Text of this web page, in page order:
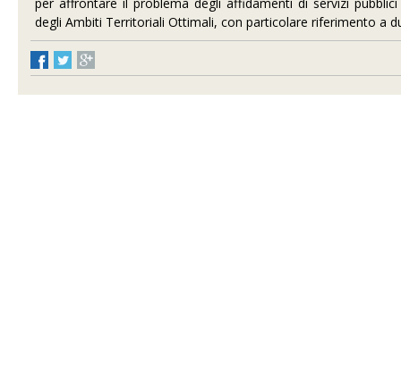
degli Ambiti Territoriali Ottimali, con particolare riferimento a